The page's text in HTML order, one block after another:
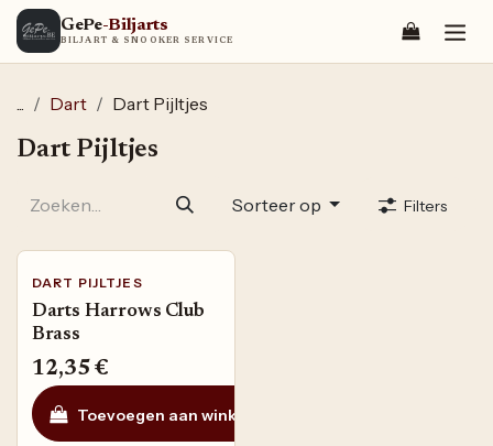
Overslaan naar inhoud
GePe-Biljarts
BILJART & SNOOKER SERVICE
Dart Dart Pijltjes
Dart Pijltjes
Sorteer op Filters
DART PIJLTJES
Darts Harrows Club
Brass
12,35 €
Toevoegen aan winkelmandje